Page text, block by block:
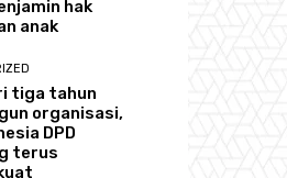
hak
anak
tiga tahun
organisasi,
DPD
terus